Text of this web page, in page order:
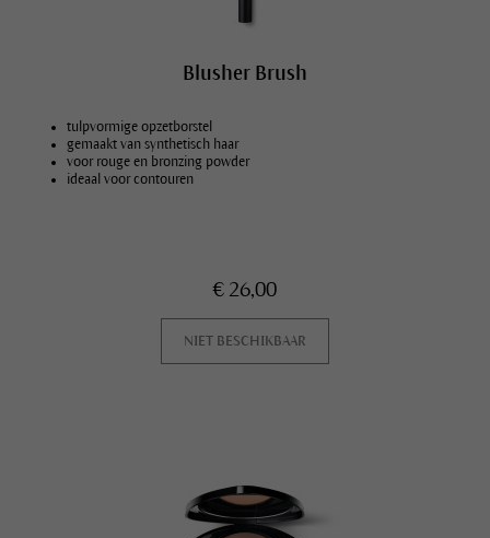
Blusher Brush
tulpvormige opzetborstel
gemaakt van synthetisch haar
voor rouge en bronzing powder
ideaal voor contouren
€ 26,00
NIET BESCHIKBAAR